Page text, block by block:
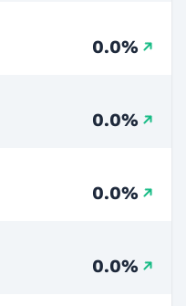
0.0%
0.0%
0.0%
0.0%